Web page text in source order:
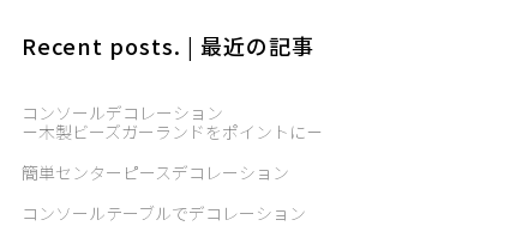
Recent posts. | 最近の記事
コンソールデコレーション
－木製ビーズガーランドをポイントに－
簡単センターピースデコレーション
コンソールテーブルでデコレーション